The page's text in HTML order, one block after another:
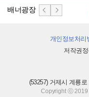
배너광장
개인정보처리
저작권정
(53257) 거제시 계룡로
Copyright ⓒ 2019